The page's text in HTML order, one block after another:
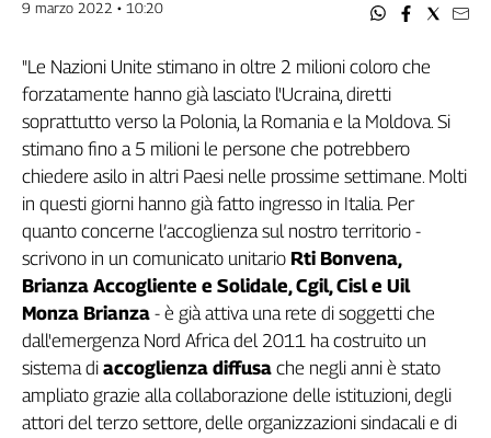
Flai
Flc
Fp
Nidil
Slc
Spi
Inca
Caaf
Speciali
G8
di
Genova,
sangue
9 marzo 2022 • 10:20
"Le Nazioni Unite stimano in oltre 2 milioni coloro che
forzatamente hanno già lasciato l'Ucraina, diretti
soprattutto verso la Polonia, la Romania e la Moldova. Si
stimano fino a 5 milioni le persone che potrebbero
chiedere asilo in altri Paesi nelle prossime settimane. Molti
in questi giorni hanno già fatto ingresso in Italia. Per
quanto concerne l’accoglienza sul nostro territorio -
scrivono in un comunicato unitario Rti Bonvena,
Brianza Accogliente e Solidale, Cgil, Cisl e Uil
Monza Brianza - è già attiva una rete di soggetti che
dall'emergenza Nord Africa del 2011 ha costruito un
sistema di accoglienza diffusa che negli anni è stato
ampliato grazie alla collaborazione delle istituzioni, degli
attori del terzo settore, delle organizzazioni sindacali e di